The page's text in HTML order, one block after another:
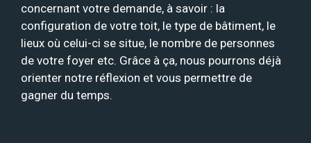
concernant votre demande, à savoir : la
configuration de votre toit, le type de bâtiment, le
lieux où celui-ci se situe, le nombre de personnes
de votre foyer etc. Grâce à ça, nous pourrons déjà
orienter notre réflexion et vous permettre de
gagner du temps.